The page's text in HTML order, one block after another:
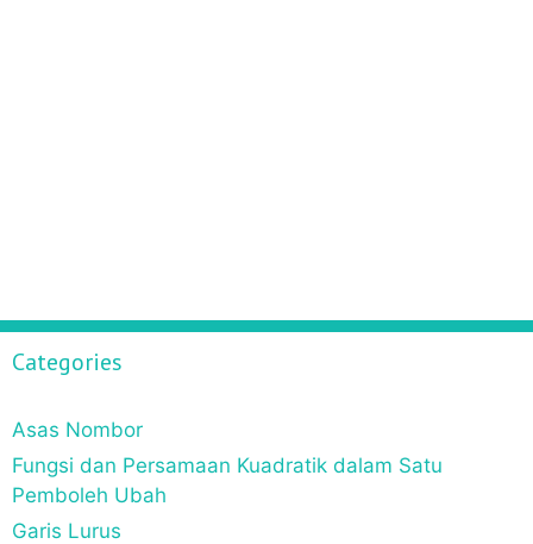
Categories
Asas Nombor
Fungsi dan Persamaan Kuadratik dalam Satu
Pemboleh Ubah
Garis Lurus